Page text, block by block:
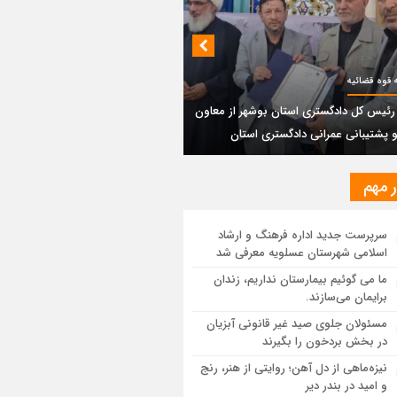
دیر؛ مسیر نجاتی که در بن‌بست
مانده است
پتروشیمی نوری بر سکوی طلای BRICS 2026
رئیس کل دادگستری استان بوشهر از
مالی و پشتیبانی عمرانی دادگستری
مرکز استان مبنای قانونی ندارد؛ با
و قیمت‌سازان برخورد می‌کنیم
و بندر دیر در فهرست داغ‌ترین نقاط جهان؛
و شرق ایران زیر آتش تابستان
قوه قضائیه
رئیس کل دادگستری استان بوشهر از معاون
پشتیبانی عمرانی دادگستری استان
مهم
سرپرست جدید اداره فرهنگ و ارشاد
اسلامی شهرستان عسلویه معرفی شد
ما می گوئیم بیمارستان نداریم، زندان
برایمان می‌سازند.
مسئولان جلوی صید غیر قانونی آبزیان
در بخش بردخون را بگیرند
نیزه‌ماهی از دل آهن؛ روایتی از هنر، رنج
و امید در بندر دیر